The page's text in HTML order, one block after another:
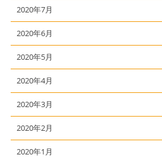
2020年7月
2020年6月
2020年5月
2020年4月
2020年3月
2020年2月
2020年1月